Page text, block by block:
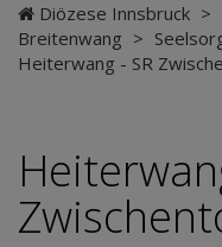
Diözese Innsbruck >
Breitenwang >
Heiterwang - SR